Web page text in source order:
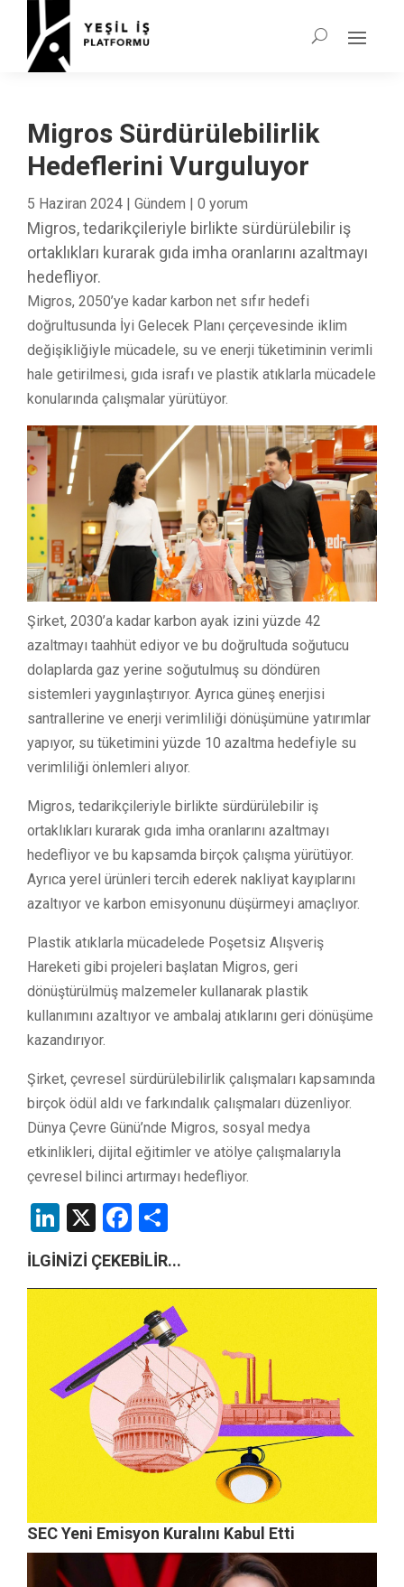
Migros Sürdürülebilirlik
Hedeflerini Vurguluyor
5 Haziran 2024 | Gündem | 0 yorum
Migros, tedarikçileriyle birlikte sürdürülebilir iş
ortaklıkları kurarak gıda imha oranlarını azaltmayı
hedefliyor.
Migros, 2050’ye kadar karbon net sıfır hedefi
doğrultusunda İyi Gelecek Planı çerçevesinde iklim
değişikliğiyle mücadele, su ve enerji tüketiminin verimli
hale getirilmesi, gıda israfı ve plastik atıklarla mücadele
konularında çalışmalar yürütüyor.
Şirket, 2030’a kadar karbon ayak izini yüzde 42
azaltmayı taahhüt ediyor ve bu doğrultuda soğutucu
dolaplarda gaz yerine soğutulmuş su döndüren
sistemleri yaygınlaştırıyor. Ayrıca güneş enerjisi
santrallerine ve enerji verimliliği dönüşümüne yatırımlar
yapıyor, su tüketimini yüzde 10 azaltma hedefiyle su
verimliliği önlemleri alıyor.
Migros, tedarikçileriyle birlikte sürdürülebilir iş
ortaklıkları kurarak gıda imha oranlarını azaltmayı
hedefliyor ve bu kapsamda birçok çalışma yürütüyor.
Ayrıca yerel ürünleri tercih ederek nakliyat kayıplarını
azaltıyor ve karbon emisyonunu düşürmeyi amaçlıyor.
Plastik atıklarla mücadelede Poşetsiz Alışveriş
Hareketi gibi projeleri başlatan Migros, geri
dönüştürülmüş malzemeler kullanarak plastik
kullanımını azaltıyor ve ambalaj atıklarını geri dönüşüme
kazandırıyor.
Şirket, çevresel sürdürülebilirlik çalışmaları kapsamında
birçok ödül aldı ve farkındalık çalışmaları düzenliyor.
Dünya Çevre Günü’nde Migros, sosyal medya
etkinlikleri, dijital eğitimler ve atölye çalışmalarıyla
çevresel bilinci artırmayı hedefliyor.
LinkedIn
X Facebook
İLGİNİZİ ÇEKEBİLİR...
SEC Yeni Emisyon Kuralını Kabul Etti